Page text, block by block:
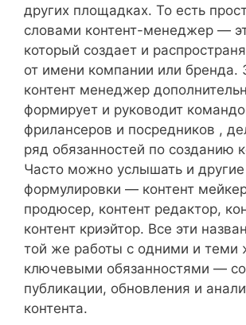
других площадках. То есть
словами контент-менеджер —
который создает и
от имени компании или бренда.
контент менеджер
формирует и руководит
фрилансеров и посредников ,
ряд обязанностей по созданию
Часто можно услышать и другие
формулировки — контент
продюсер, контент редактор,
контент криэйтор. Все эти
той же работы с одними и теми
ключевыми обязанностями —
публикации, обновления и
контента.